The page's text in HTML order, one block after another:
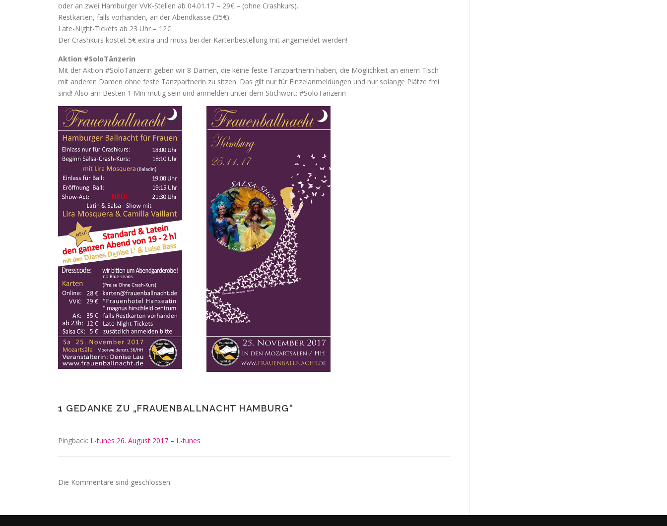
oder an zwei Hamburger VVK-Stellen ab 04.01.17 – 29€ – (ohne Crashkurs).
Restkarten, falls vorhanden, an der Abendkasse (35€).
Late-Night-Tickets ab 23 Uhr – 12€
Der Crashkurs kostet 5€ extra und muss bei der Kartenbestellung mit angemeldet werden!
Aktion #SoloTänzerin
Mit der Aktion #SoloTänzerin geben wir 8 Damen, die keine feste Tanzpartnerin haben, die Möglichkeit an einem Tisch
mit anderen Damen ohne feste Tanzpartnerin zu sitzen. Das gilt nur für Einzelanmeldungen und nur solange Plätze frei
sind! Also am Besten 1 Min mutig sein und anmelden unter dem Stichwort: #SoloTänzerin
1 GEDANKE ZU „FRAUENBALLNACHT HAMBURG“
Pingback: L-tunes 26. August 2017 – L-tunes
Die Kommentare sind geschlossen.